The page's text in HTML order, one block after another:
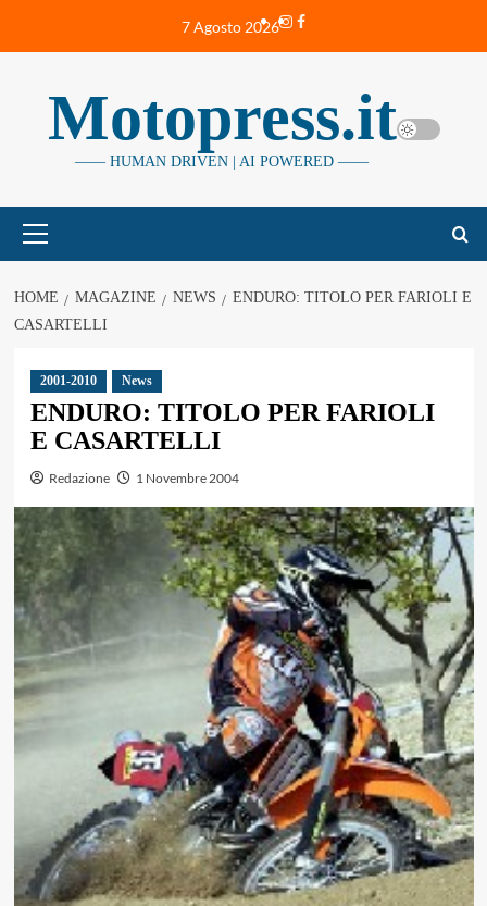
7 Agosto 2026Instagram
Facebook
Motopress.it
—— HUMAN DRIVEN | AI POWERED ——
principale
HOME MAGAZINE NEWS
ENDURO: TITOLO PER FARIOLI E
CASARTELLI
2001-2010 News
ENDURO: TITOLO PER FARIOLI
E CASARTELLI
Redazione 1 Novembre 2004